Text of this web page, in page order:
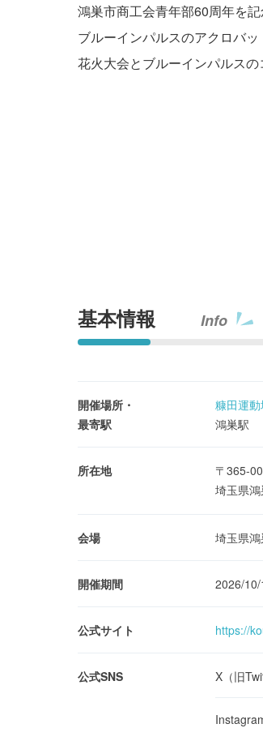
鴻巣市商工会青年部60周年を
ブルーインパルスのアクロバッ
花火大会とブルーインパルス
基本情報 Info
開催場所・
最寄駅
糠田運
鴻巣駅
所在地
〒365-
埼玉県
会場 埼玉県
開催期間 2026/
公式サイト https://
公式SNS X（旧